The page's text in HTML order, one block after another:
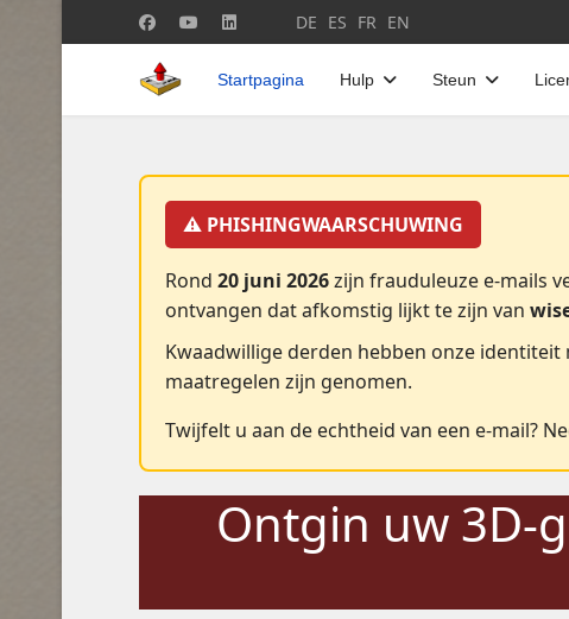
Selecteer de taal
DE ES FR EN
Startpagina Hulp Steun
⚠️ PHISHINGWAARSCHUWING
Rond 20 juni 2026zijn frauduleuze e-mails
ontvangen dat afkomstig lijkt te zijn van
Kwaadwillige derden hebben onze
maatregelen zijn genomen.
Twijfelt u aan de echtheid van een e-mail?
Ontgin uw 3D-